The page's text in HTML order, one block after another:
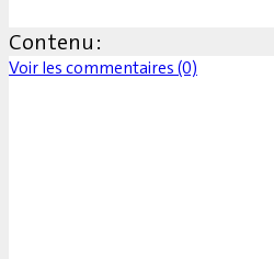
Contenu :
Voir les commentaires (0)